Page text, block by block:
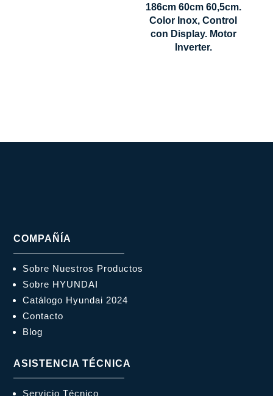
186cm 60cm 60,5cm.
Color Inox, Control
con Display. Motor
Inverter.
Modo
Super
COMPAÑÍA
Sobre Nuestros Productos
Sobre HYUNDAI
Catálogo Hyundai 2024
Contacto
Blog
ASISTENCIA TÉCNICA
Servicio Técnico